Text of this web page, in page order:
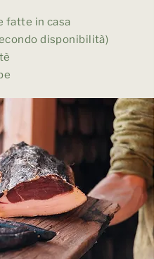
fatte in casa
disponibilità)